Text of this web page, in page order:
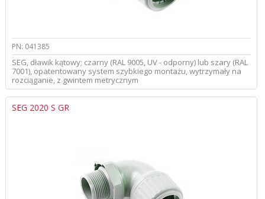
PN: 041385
SEG, dławik kątowy; czarny (RAL 9005, UV - odporny) lub szary (RAL
7001), opatentowany system szybkiego montażu, wytrzymały na
rozciąganie, z gwintem metrycznym
SEG 2020 S GR